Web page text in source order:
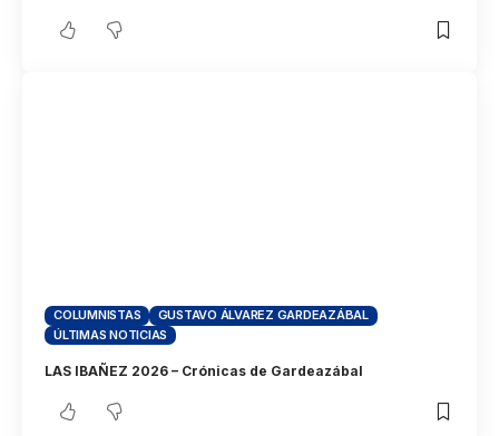
COLUMNISTAS
GUSTAVO ÁLVAREZ GARDEAZÁBAL
ÚLTIMAS NOTICIAS
LAS IBAÑEZ 2026 – Crónicas de Gardeazábal